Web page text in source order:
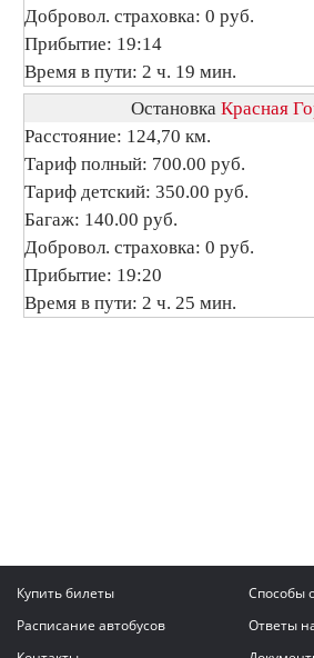
Добровол. страховка: 0 руб.
Прибытие: 19:14
Время в пути: 2 ч. 19 мин.
Остановка Красная
Расстояние: 124,70 км.
Тариф полный: 700.00 руб.
Тариф детский: 350.00 руб.
Багаж: 140.00 руб.
Добровол. страховка: 0 руб.
Прибытие: 19:20
Время в пути: 2 ч. 25 мин.
Купить билеты
Способы
Расписание автобусов
Ответы